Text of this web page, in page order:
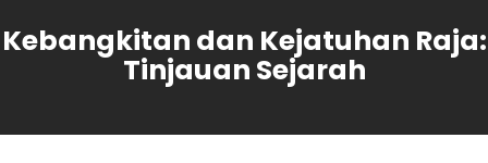
Kebangkitan dan Kejatuhan Raja:
Tinjauan Sejarah